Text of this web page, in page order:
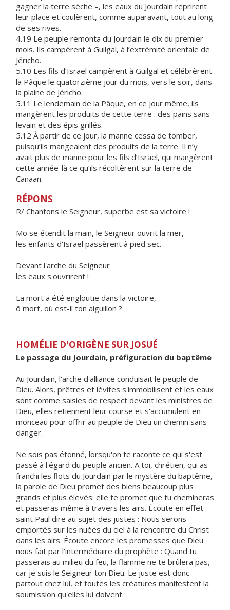
gagner la terre sèche –, les eaux du Jourdain reprirent
leur place et coulèrent, comme auparavant, tout au long
de ses rives.
4.19 Le peuple remonta du Jourdain le dix du premier
mois. Ils campèrent à Guilgal, à l’extrémité orientale de
Jéricho.
5.10 Les fils d’Israël campèrent à Guilgal et célébrèrent
la Pâque le quatorzième jour du mois, vers le soir, dans
la plaine de Jéricho.
5.11 Le lendemain de la Pâque, en ce jour même, ils
mangèrent les produits de cette terre : des pains sans
levain et des épis grillés.
5.12 À partir de ce jour, la manne cessa de tomber,
puisqu’ils mangeaient des produits de la terre. Il n’y
avait plus de manne pour les fils d’Israël, qui mangèrent
cette année-là ce qu’ils récoltèrent sur la terre de
Canaan.
RÉPONS
R/ Chantons le Seigneur, superbe est sa victoire !
Moïse étendit la main, le Seigneur ouvrit la mer,
les enfants d'Israël passèrent à pied sec.
Devant l'arche du Seigneur
les eaux s'ouvrirent !
La mort a été engloutie dans la victoire,
ô mort, où est-il ton aiguillon ?
HOMÉLIE D'ORIGÈNE SUR JOSUÉ
Le passage du Jourdain, préfiguration du baptême
Au Jourdain, l'arche d'alliance conduisait le peuple de
Dieu. Alors, prêtres et lévites s'immobilisent et les eaux
sont comme saisies de respect devant les ministres de
Dieu, elles retiennent leur course et s'accumulent en
monceau pour offrir au peuple de Dieu un chemin sans
danger.
Ne sois pas étonné, lorsqu'on te raconte ce qui s'est
passé à l'égard du peuple ancien. A toi, chrétien, qui as
franchi les flots du Jourdain par le mystère du baptême,
la parole de Dieu promet des biens beaucoup plus
grands et plus élevés: elle te promet que tu chemineras
et passeras même à travers les airs. Écoute en effet
saint Paul dire au sujet des justes : Nous serons
emportés sur les nuées du ciel à la rencontre du Christ
dans les airs. Écoute encore les promesses que Dieu
nous fait par l'intermédiaire du prophète : Quand tu
passerais au milieu du feu, la flamme ne te brûlera pas,
car je suis le Seigneur ton Dieu. Le juste est donc
partout chez lui, et toutes les créatures manifestent la
soumission qu'elles lui doivent.